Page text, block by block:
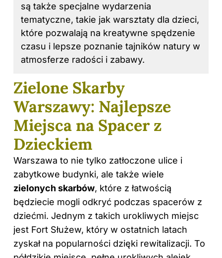
są także specjalne wydarzenia
tematyczne, takie jak warsztaty dla dzieci,
które pozwalają na kreatywne spędzenie
czasu i lepsze poznanie tajników natury w
atmosferze radości i zabawy.
Zielone Skarby
Warszawy: Najlepsze
Miejsca na Spacer z
Dzieckiem
Warszawa to nie tylko zatłoczone ulice i
zabytkowe budynki, ale także wiele
zielonych skarbów, które z łatwością
będziecie mogli odkryć podczas spacerów z
dziećmi. Jednym z takich urokliwych miejsc
jest Fort Służew, który w ostatnich latach
zyskał na popularności dzięki rewitalizacji. To